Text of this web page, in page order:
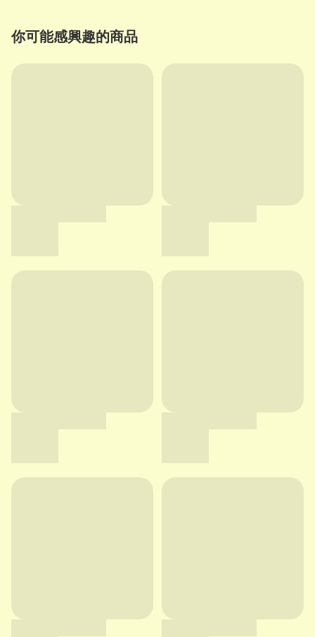
你可能感興趣的商品